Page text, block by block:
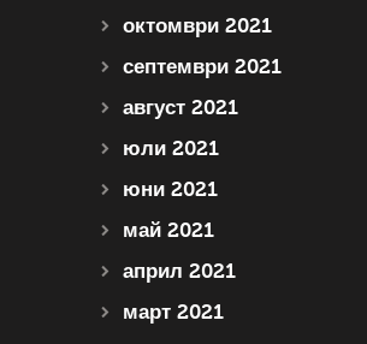
октомври 2021
септември 2021
август 2021
юли 2021
юни 2021
май 2021
април 2021
март 2021